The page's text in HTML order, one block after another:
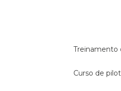
treinamento
curso de